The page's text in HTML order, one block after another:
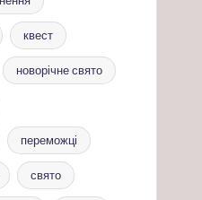
квест
новорічне свято
переможці
свято